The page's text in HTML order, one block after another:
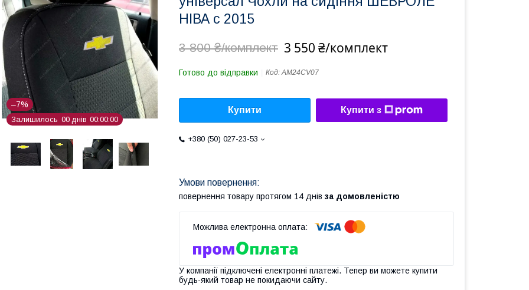
–7%
Залишилось 00 днів 00 00 00
НІВА с 2015
3 800 ₴/комплект 3 550 ₴/комплект
Готово до відправки Код:AM24CV07
Купити Купити з
+380 (50) 027-23-53
повернення товару протягом 14 днів за домовленістю
У компанії підключені електронні платежі. Тепер ви можете купити
будь-який товар не покидаючи сайту.